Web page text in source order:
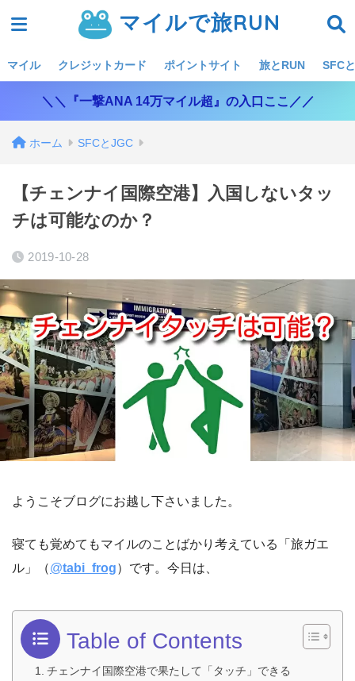
マイルで旅RUN
マイル クレジットカード ポイントサイト 旅とRUN SFC
＼＼『一撃ANA 14万マイル超』の入口ここ／／
ホーム SFCとJGC
【チェンナイ国際空港】入国しないタッ
チは可能なのか？
2019-10-28
ようこそブログにお越し下さいました。
寝ても覚めてもマイルのことばかり考えている「旅ガエ
ル」（@tabi_frog）です。今日は、
Table of Contents
チェンナイ国際空港で果たして「タッチ」できる